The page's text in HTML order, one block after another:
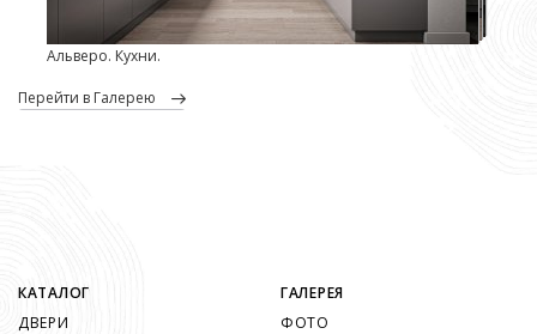
Альверо. Кухни.
перейти в Галерею
КАТАЛОГ
ДВЕРИ
ГАЛЕРЕЯ
ФОТО